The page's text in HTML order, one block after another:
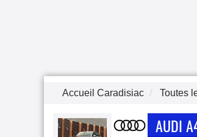
Accueil Caradisiac Toutes
AUDI